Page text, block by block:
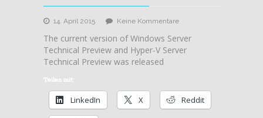
14. April 2015 Keine Kommentarezu
for
Windows
Preview
–
The current version of Windows Server
Technical Preview and Hyper-V Server
Technical Preview was released
Teilen mit:
LinkedIn X Reddit